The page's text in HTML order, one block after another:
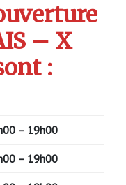
– X
:
– 19h00
– 19h00